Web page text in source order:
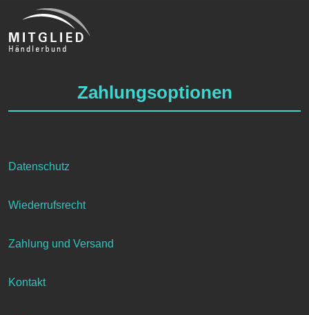
können
auf
Zahlungsoptionen
Datenschutz
Wiederrufsrecht
Zahlung und Versand
Kontakt